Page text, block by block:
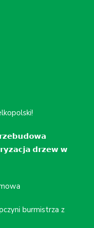
𝗱𝗿𝘇𝗲𝘄 𝘄
burmistrza z